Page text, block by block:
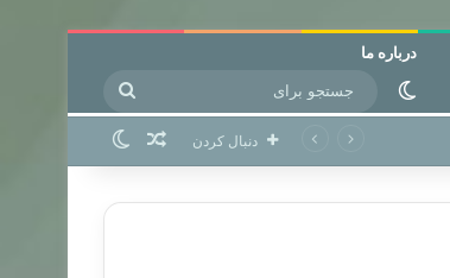
درباره ما
تغییر پوسته
برای دنبال کردن نوشته تصادفی